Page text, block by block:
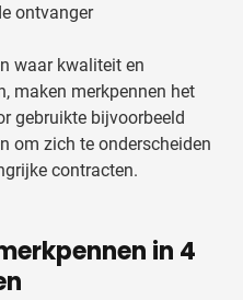
ontvanger
waar kwaliteit en
maken merkpennen het
gebruikte bijvoorbeeld
om zich te onderscheiden
contracten.
in 4